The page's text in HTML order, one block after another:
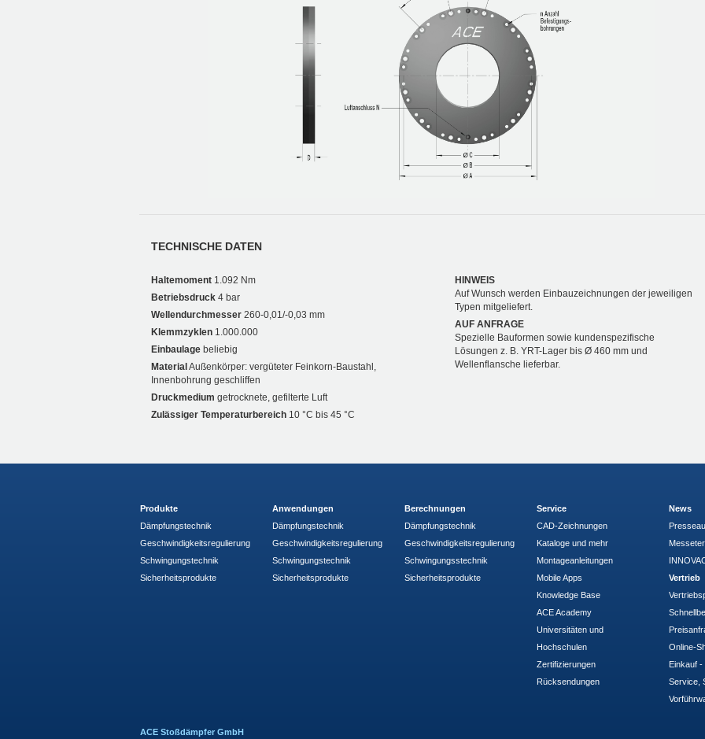
TECHNISCHE DATEN
Haltemoment 1.092 Nm
Betriebsdruck 4 bar
Wellendurchmesser 260-0,01/-0,03 mm
Klemmzyklen 1.000.000
Einbaulage beliebig
Material Außenkörper: vergüteter Feinkorn-Baustahl,
Innenbohrung geschliffen
Druckmedium getrocknete, gefilterte Luft
Zulässiger Temperaturbereich 10 °C bis 45 °C
HINWEIS
Auf Wunsch werden Einbauzeichnungen der jeweiligen
Typen mitgeliefert.
AUF ANFRAGE
Spezielle Bauformen sowie kundenspezifische
Lösungen z. B. YRT-Lager bis Ø 460 mm und
Wellenflansche lieferbar.
Produkte
Dämpfungstechnik
Geschwindigkeitsregulierung
Schwingungstechnik
Sicherheitsprodukte
Anwendungen
Dämpfungstechnik
Geschwindigkeitsregulierung
Schwingungstechnik
Sicherheitsprodukte
Berechnungen
Dämpfungstechnik
Geschwindigkeitsregulierung
Schwingungsstechnik
Sicherheitsprodukte
Service
CAD-Zeichnungen
Kataloge und mehr
Montageanleitungen
Mobile Apps
Knowledge Base
ACE Academy
Universitäten und
Hochschulen
Zertifizierungen
Rücksendungen
News
Vertrieb
Online-
Einkauf
Service,
ACE Stoßdämpfer GmbH